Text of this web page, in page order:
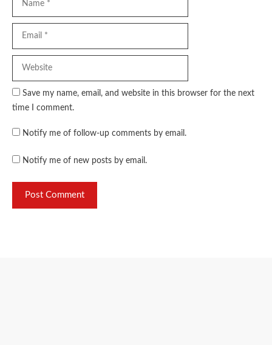
Save my name, email, and website in this browser for the next
time I comment.
Notify me of follow-up comments by email.
Notify me of new posts by email.